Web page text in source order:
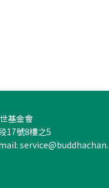
基金會
17號8樓之5